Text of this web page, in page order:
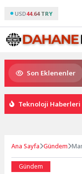
USD44.64 TRY
Son Eklenenler
start Başkan Büyükakın’dan
Teknoloji Haberleri
Ana Sayfa Gündem
Gündem